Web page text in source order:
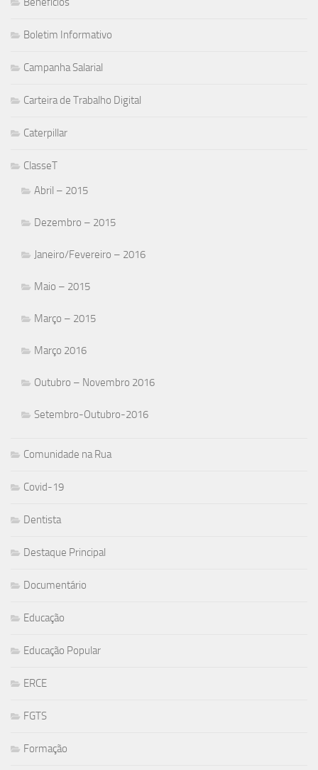
Boletim Informativo
Campanha Salarial
Carteira de Trabalho Digital
Caterpillar
ClasseT
Abril – 2015
Dezembro – 2015
Janeiro/Fevereiro – 2016
Maio – 2015
Março – 2015
Março 2016
Outubro – Novembro 2016
Setembro-Outubro-2016
Comunidade na Rua
Covid-19
Dentista
Destaque Principal
Documentário
Educação
Educação Popular
ERCE
FGTS
Formação